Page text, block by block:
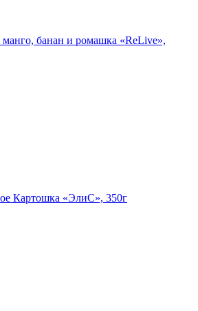
банан и ромашка «ReLive»,
Картошка «ЭлиС», 350г